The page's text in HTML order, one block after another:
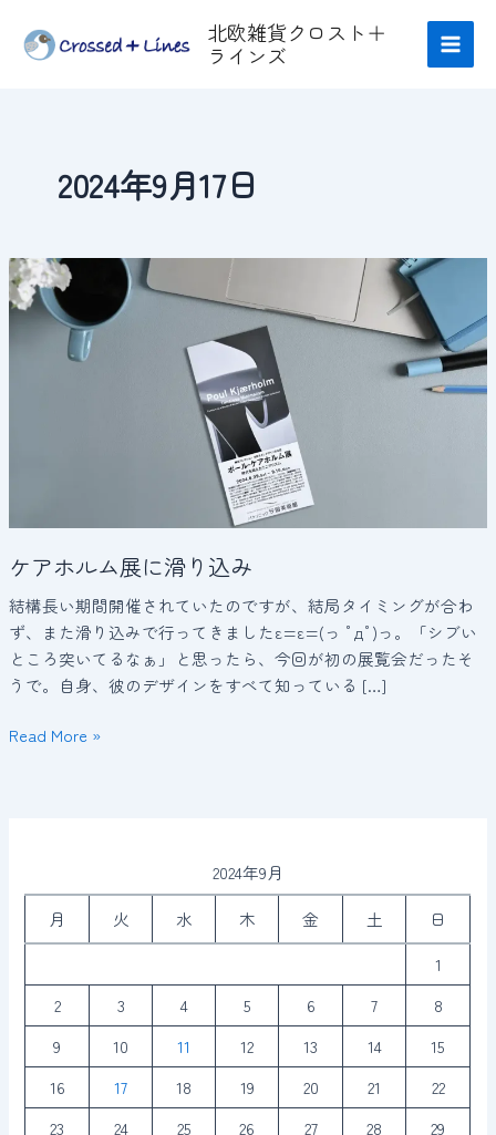
北欧雑貨クロスト＋
ラインズ
Main
Menu
2024年9月17日
ケアホルム展に滑り込み
結構長い期間開催されていたのですが、結局タイミングが合わ
ず、また滑り込みで行ってきましたε=ε=(っ ﾟдﾟ)っ。「シブい
ところ突いてるなぁ」と思ったら、今回が初の展覧会だったそ
うで。自身、彼のデザインをすべて知っている […]
ケ
ア
ホ
み
Read More »
2024年9月
月
火 水 木 金 土
日
1
2
3 4 5 6 7
8
9
10 11 12 13 14
15
16
17 18 19 20 21
22
23
24 25 26 27 28
29